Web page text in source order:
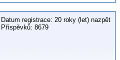
Datum registrace: 20 roky (let) nazpět
Příspěvků: 8679